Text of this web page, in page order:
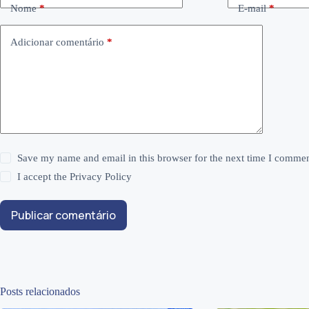
Nome* E-mail*
Adicionar comentário *
Save my name and email in this browser for the next time I
I accept thePrivacy Policy
Publicar comentário
Posts relacionados